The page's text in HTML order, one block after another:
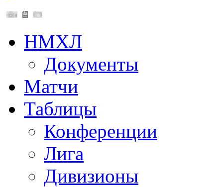
НМХЛ
Документы
Матчи
Таблицы
Конференции
Лига
Дивизионы